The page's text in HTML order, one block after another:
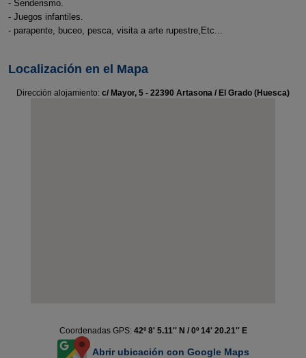
- Senderismo.
- Juegos infantiles.
- parapente, buceo, pesca, visita a arte rupestre,Etc...
Localización en el Mapa
Dirección alojamiento: c/ Mayor, 5 - 22390 Artasona / El Grado (Huesca)
Coordenadas GPS: 42º 8' 5.11'' N / 0º 14' 20.21'' E
Abrir ubicación con Google Maps